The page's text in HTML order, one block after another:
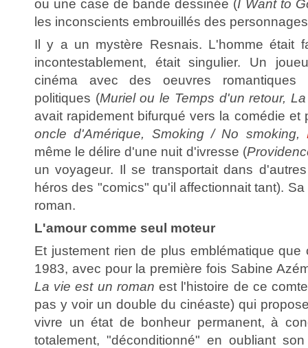
ou une case de bande dessinée (I Want to
les inconscients embrouillés des
Il y a un mystère Resnais. L'homme était
incontestablement, était singulier. Un
cinéma avec des oeuvres romantiques
politiques (Muriel ou le Temps d'un retour,
avait rapidement bifurqué vers la comédie et
oncle d'Amérique, Smoking / No smoking,
même le délire d'une nuit d'ivresse (
un voyageur. Il se transportait dans
héros des "comics" qu'il affectionnait tant).
roman.
L'amour comme seul moteur
Et justement rien de plus emblématique
1983, avec pour la première fois Sabine
La vie est un roman est l'histoire de ce
pas y voir un double du cinéaste) qui
vivre un état de bonheur permanent, à
totalement, "déconditionné" en oubliant